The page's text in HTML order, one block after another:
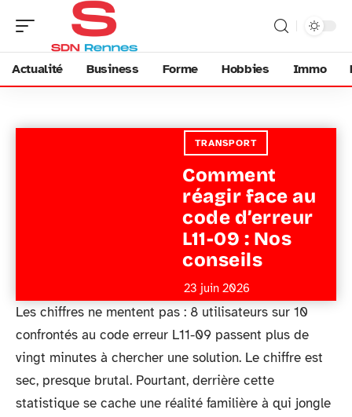
Actualité Business Forme Hobbies Immo
TRANSPORT
Comment
réagir face au
code d’erreur
L11-09 : Nos
conseils
23 juin 2026
Les chiffres ne mentent pas : 8 utilisateurs sur 10
confrontés au code erreur L11-09 passent plus de
vingt minutes à chercher une solution. Le chiffre est
sec, presque brutal. Pourtant, derrière cette
statistique se cache une réalité familière à qui jongle